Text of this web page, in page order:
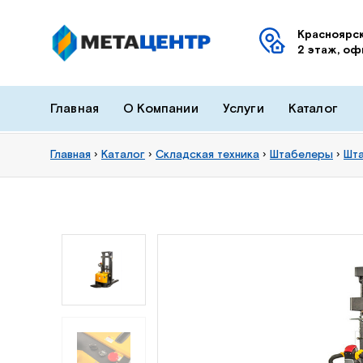
2 этаж,
Главная О Компании Услуги Каталог
Главная › Каталог › Складская техника › Штабелеры ›